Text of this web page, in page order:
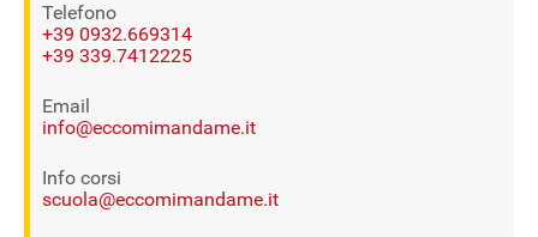
Telefono
+39 0932.669314
+39 339.7412225
Email
info@eccomimandame.it
Info corsi
scuola@eccomimandame.it